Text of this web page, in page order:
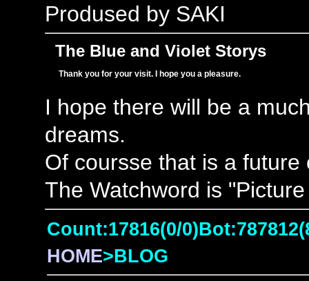
Prodused by SAKI
The Blue and Violet Storys
Thank you for your visit. I hope you a pleasure.
I hope there will be a
dreams.
Of coursse that is a future
The Watchword is
Count:17816(0/
HOME>BLOG